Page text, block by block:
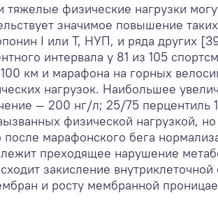
физические нагрузки
значимое повышение
I или Т, НУП, и ряда
интервала у 81 из 105
100 км и марафона на горных
нагрузок. Наибольшее
— 200 нг/л; 25/75
физической нагрузкой,
после марафонского бега
лежит преходящее нарушение
закисление
и росту мембранной